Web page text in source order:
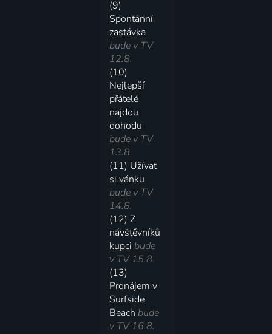
(9)
Spontánní
zastávka
bude v TV
12.8.
(10)
Nejlepší
přátelé
najdou
dohodu
bude v TV
13.8.
(11) Užívat
si vánku
bude v TV
14.8.
(12) Z
návštěvníků
kupcibude
v TV 15.8.
(13)
Pronájem v
Surfside
Beachbude
v TV 16.8.